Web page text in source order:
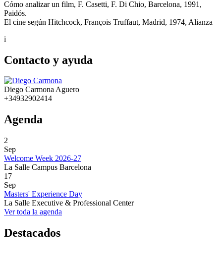
Cómo analizar un film, F. Casetti, F. Di Chio, Barcelona, 1991,
Paidós.
El cine según Hitchcock, François Truffaut, Madrid, 1974, Alianza
i
Contacto y ayuda
Diego Carmona Aguero
+34932902414
Agenda
2
Sep
Welcome Week 2026-27
La Salle Campus Barcelona
17
Sep
Masters' Experience Day
La Salle Executive & Professional Center
Ver toda la agenda
Destacados